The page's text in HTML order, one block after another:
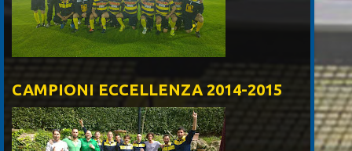
CAMPIONI ECCELLENZA 2014-2015